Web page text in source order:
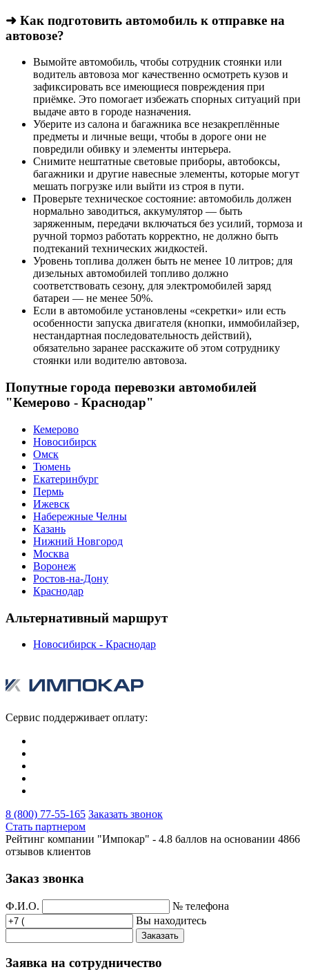
➜ Как подготовить автомобиль к отправке на
автовозе?
Вымойте автомобиль, чтобы сотрудник стоянки или
водитель автовоза мог качественно осмотреть кузов и
зафиксировать все имеющиеся повреждения при
приёмке. Это помогает избежать спорных ситуаций при
выдаче авто в городе назначения.
Уберите из салона и багажника все незакреплённые
предметы и личные вещи, чтобы в дороге они не
повредили обивку и элементы интерьера.
Снимите нештатные световые приборы, автобоксы,
багажники и другие навесные элементы, которые могут
мешать погрузке или выйти из строя в пути.
Проверьте техническое состояние: автомобиль должен
нормально заводиться, аккумулятор — быть
заряженным, передачи включаться без усилий, тормоза и
ручной тормоз работать корректно, не должно быть
подтеканий технических жидкостей.
Уровень топлива должен быть не менее 10 литров; для
дизельных автомобилей топливо должно
соответствовать сезону, для электромобилей заряд
батареи — не менее 50%.
Если в автомобиле установлены «секретки» или есть
особенности запуска двигателя (кнопки, иммобилайзер,
нестандартная последовательность действий),
обязательно заранее расскажите об этом сотруднику
стоянки или водителю автовоза.
Попутные города перевозки автомобилей
"Кемерово - Краснодар"
Кемерово
Новосибирск
Омск
Тюмень
Екатеринбург
Пермь
Ижевск
Набережные Челны
Казань
Нижний Новгород
Москва
Воронеж
Ростов-на-Дону
Краснодар
Альтернативный маршрут
Новосибирск - Краснодар
Сервис поддерживает оплату:
8 (800) 77-55-165 Заказать звонок
Стать партнером
Рейтинг компании "Импокар" - 4.8 баллов на основании 4866
отзывов клиентов
Заказ звонка
Ф.И.О.
№ телефона
Вы находитесь
Заказать
Заявка на сотрудничество